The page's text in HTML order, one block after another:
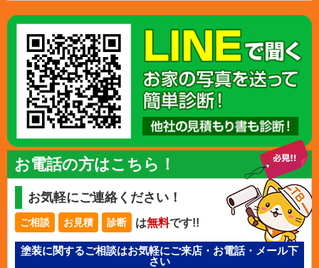
お電話の方はこちら！
お気軽にご連絡ください！
ご相談 お見積 診断 は無料です!!
塗装に関するご相談はお気軽にご来店・お電話・メール下
さい